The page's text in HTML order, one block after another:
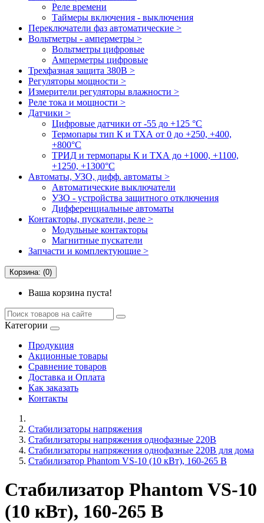
Реле времени
Таймеры включения - выключения
Переключатели фаз автоматические >
Вольтметры - амперметры >
Вольтметры цифровые
Амперметры цифровые
Трехфазная защита 380В >
Регуляторы мощности >
Измерители регуляторы влажности >
Реле тока и мощности >
Датчики >
Цифровые датчики от -55 до +125 °С
Термопары тип К и ТХА от 0 до +250, +400,
+800°C
ТРИД и термопары К и ТХА до +1000, +1100,
+1250, +1300°C
Автоматы, УЗО, дифф. автоматы >
Автоматические выключатели
УЗО - устройства защитного отключения
Дифференциальные автоматы
Контакторы, пускатели, реле >
Модульные контакторы
Магнитные пускатели
Запчасти и комплектующие >
Корзина: (0)
Ваша корзина пуста!
Категории
Продукция
Акционные товары
Сравнение товаров
Доставка и Оплата
Как заказать
Контакты
Стабилизаторы напряжения
Cтабилизаторы напряжения однофазные 220В
Стабилизаторы напряжения однофазные 220В для дома
Стабилизатор Phantom VS-10 (10 кВт), 160-265 В
Стабилизатор Phantom VS-10
(10 кВт), 160-265 В